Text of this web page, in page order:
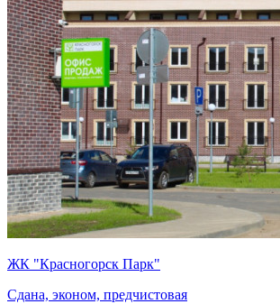
ЖК "Красногорск Парк"
Сдана, эконом, предчистовая